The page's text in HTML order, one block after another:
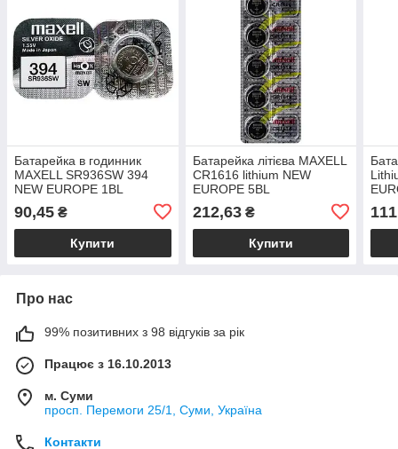
Батарейка в годинник
MAXELL SR936SW 394
NEW EUROPE 1BL
90,45 ₴
Купити
Батарейка літієва MAXELL
CR1616 lithium NEW
EUROPE 5BL
212,63₴
Купити
Про нас
99% позитивних з 98 відгуків за рік
Працює з 16.10.2013
м. Суми
просп. Перемоги 25/1, Суми, Україна
Контакти